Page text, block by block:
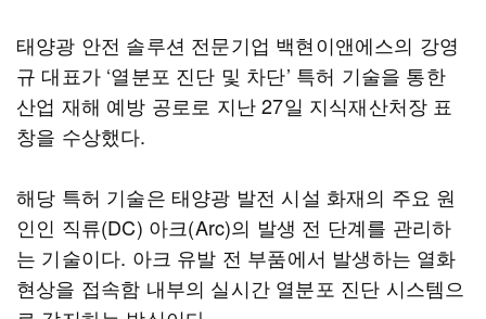
태양광 안전 솔루션 전문기업 백현이앤에스의 강영
규 대표가 ‘열분포 진단 및 차단’ 특허 기술을 통한
산업 재해 예방 공로로 지난 27일 지식재산처장 표
창을 수상했다.
해당 특허 기술은 태양광 발전 시설 화재의 주요 원
인인 직류(DC) 아크(Arc)의 발생 전 단계를 관리하
는 기술이다. 아크 유발 전 부품에서 발생하는 열화
현상을 접속함 내부의 실시간 열분포 진단 시스템으